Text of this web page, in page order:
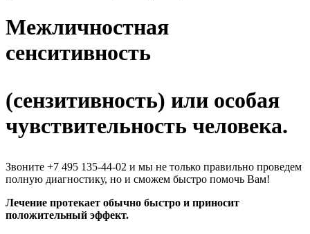
Межличностная
сенситивность
(сензитивность) или особая
чувствительность человека.
Звоните +7 495 135-44-02 и мы не только правильно проведем
полную диагностику, но и сможем быстро помочь Вам!
Лечение протекает обычно быстро и приносит
положительный эффект.